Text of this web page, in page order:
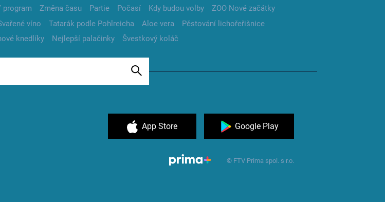
program Změna času Partie Počasí Kdy budou volby
ZOO Nové začátky
víno Tatarák podle Pohlreicha Aloe vera
Pěstování lichořeřišnice
knedlíky Nejlepší palačinky Švestkový koláč
App Store Google Play
© FTV Prima spol. s r.o.